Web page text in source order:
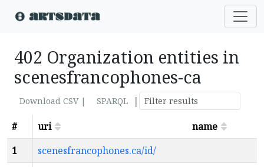
402 Organization entities in
scenesfrancophones-ca
Download CSV | SPARQL
|
#
uri
name
1
scenesfrancophones.ca/id/